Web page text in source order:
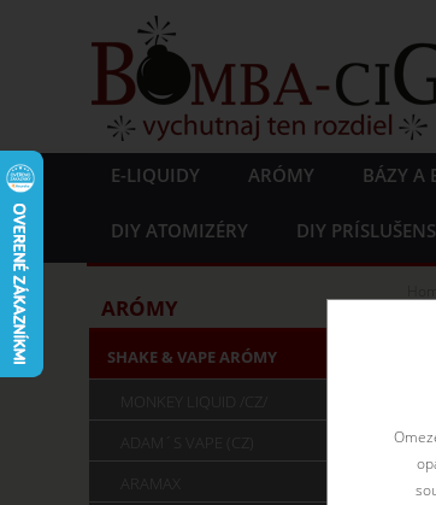
E-LIQUIDY ARÓMY BÁZY A
DIY ATOMIZÉRY DIY
ARÓMY
SHAKE & VAPE ARÓMY
MONKEY LIQUID /CZ/
ADAM´S VAPE (CZ)
ARAMAX